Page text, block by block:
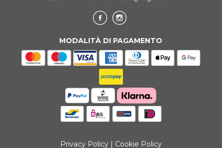
MODALITÀ DI PAGAMENTO
Privacy Policy| Cookie Policy